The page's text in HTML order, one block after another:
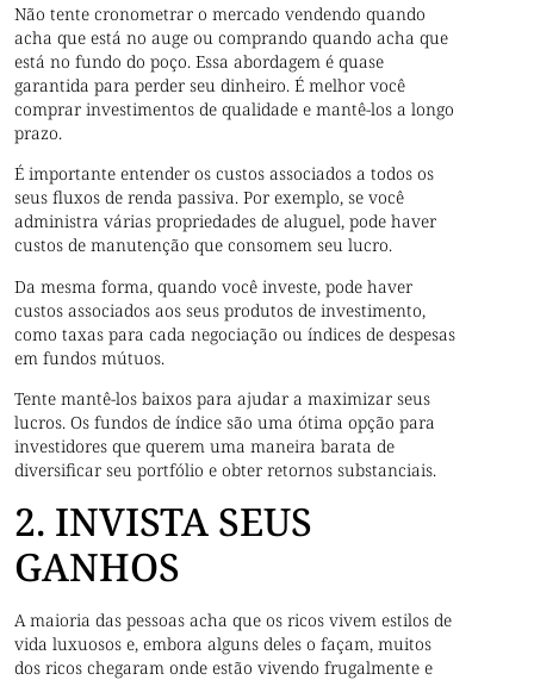
Não tente cronometrar o mercado vendendo quando
acha que está no auge ou comprando quando acha que
está no fundo do poço. Essa abordagem é quase
garantida para perder seu dinheiro. É melhor você
comprar investimentos de qualidade e mantê-los a longo
prazo.
É importante entender os custos associados a todos os
seus fluxos de renda passiva. Por exemplo, se você
administra várias propriedades de aluguel, pode haver
custos de manutenção que consomem seu lucro.
Da mesma forma, quando você investe, pode haver
custos associados aos seus produtos de investimento,
como taxas para cada negociação ou índices de despesas
em fundos mútuos.
Tente mantê-los baixos para ajudar a maximizar seus
lucros. Os fundos de índice são uma ótima opção para
investidores que querem uma maneira barata de
diversificar seu portfólio e obter retornos substanciais.
2. INVISTA SEUS
GANHOS
A maioria das pessoas acha que os ricos vivem estilos de
vida luxuosos e, embora alguns deles o façam, muitos
dos ricos chegaram onde estão vivendo frugalmente e